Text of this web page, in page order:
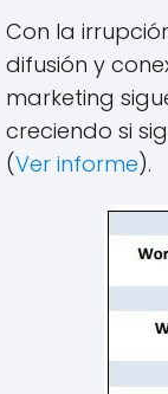
Con la
difusión y
marketing
creciendo si
(Ver informe).